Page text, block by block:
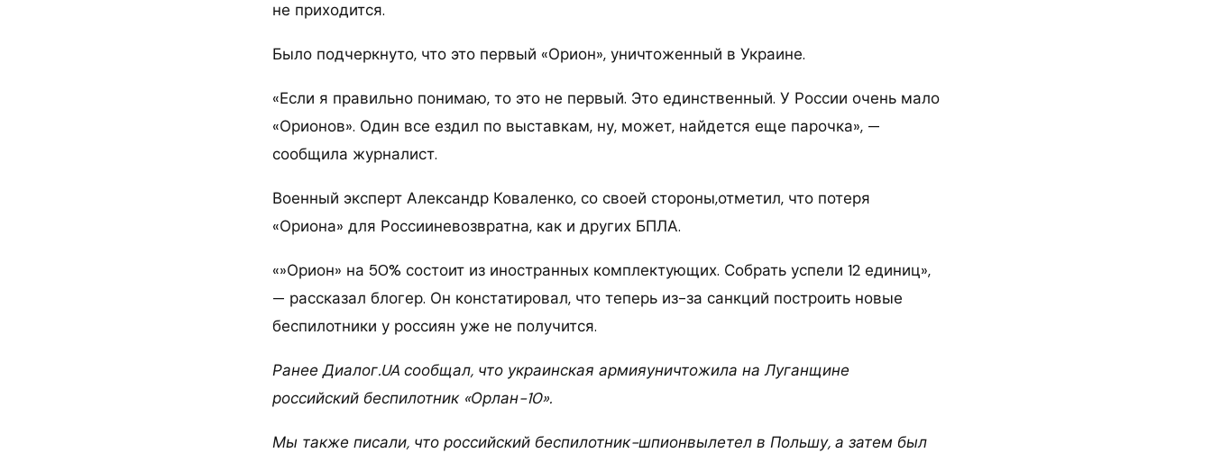
не приходится.
Было подчеркнуто, что это первый «Орион», уничтоженный в Украине.
«Если я правильно понимаю, то это не первый. Это единственный. У России очень мало
«Орионов». Один все ездил по выставкам, ну, может, найдется еще парочка», —
сообщила журналист.
Военный эксперт Александр Коваленко, со своей стороны,отметил, что потеря
«Ориона» для Россииневозвратна, как и других БПЛА.
«»Орион» на 50% состоит из иностранных комплектующих. Собрать успели 12 единиц»,
— рассказал блогер. Он констатировал, что теперь из-за санкций построить новые
беспилотники у россиян уже не получится.
Ранее Диалог.UA сообщал, что украинская армияуничтожила на Луганщине
российский беспилотник «Орлан-10».
Мы также писали, что российский беспилотник-шпионвылетел в Польшу, а затем был